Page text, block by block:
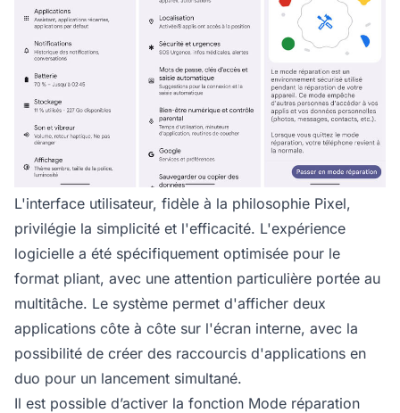
L'interface utilisateur, fidèle à la philosophie Pixel,
privilégie la simplicité et l'efficacité. L'expérience
logicielle a été spécifiquement optimisée pour le
format pliant, avec une attention particulière portée au
multitâche. Le système permet d'afficher deux
applications côte à côte sur l'écran interne, avec la
possibilité de créer des raccourcis d'applications en
duo pour un lancement simultané.
Il est possible d’activer la fonction Mode réparation